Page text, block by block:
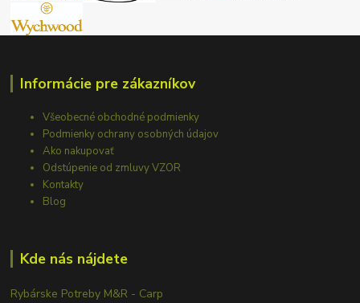
Informácie pre zákazníkov
Všeobecné obchodné podmienky
Podmienky ochrany osobných údajov
Ako nakupovať
Odstúpenie od zmluvy VZOR
Kontakty
Blog
Kde nás nájdete
Rybárske Potreby M&R - Carp